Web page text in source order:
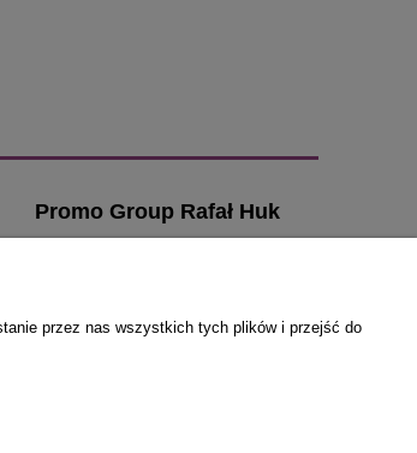
Promo Group Rafał Huk
zamowienia@klamki-
drzwiowe.com
przez nas wszystkich tych plików i przejść do